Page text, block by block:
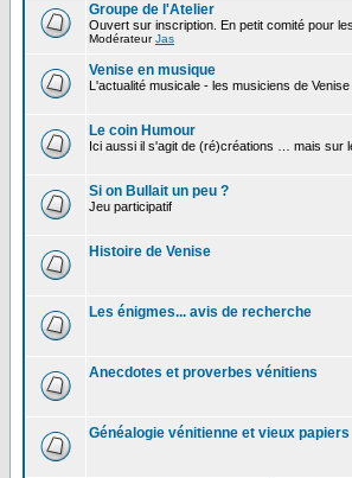
Groupe de l'Atelier
Ouvert sur inscription. En petit comité pour
ModérateurJas
Venise en musique
L'actualité musicale - les musiciens de
Le coin Humour
Ici aussi il s'agit de (ré)créations … mais sur
Si on Bullait un peu ?
Jeu participatif
Histoire de Venise
Les énigmes... avis de recherche
Anecdotes et proverbes vénitiens
Généalogie vénitienne et vieux papiers